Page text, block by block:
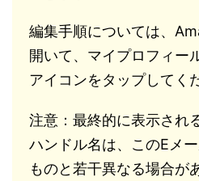
編集手順については、
開いて、マイプロフィー
アイコンをタップしてく
注意：最終的に表示され
ハンドル名は、このEメ
ものと若干異なる場合が